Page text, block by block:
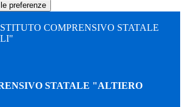
preferenze
COMPRENSIVO STATALE
STATALE "ALTIERO